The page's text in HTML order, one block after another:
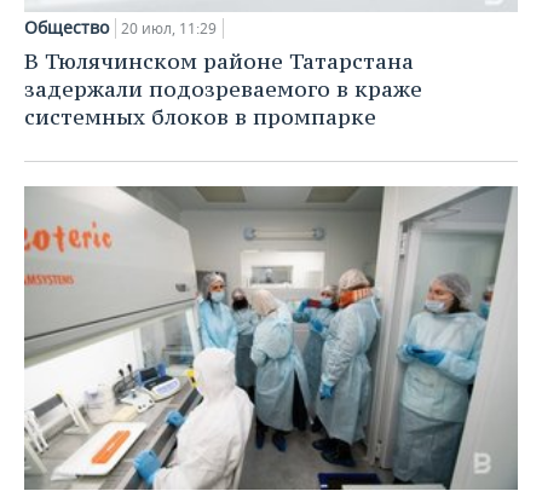
Общество 20 июл, 11:29
В Тюлячинском районе Татарстана
задержали подозреваемого в краже
системных блоков в промпарке